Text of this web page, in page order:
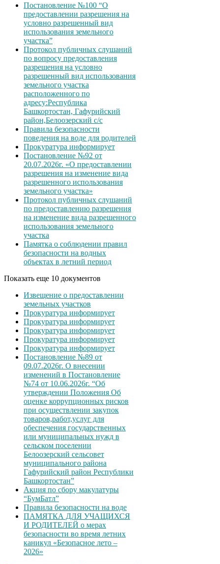
Постановление №100 “О
предоставлении разрешения на
условно разрешенный вид
использования земельного
участка”
Протокол публичных слушаний
по вопросу предоставления
разрешения на условно
разрешенный вид использования
земельного участка
расположенного по
адресу:Республика
Башкортостан, Гафурийский
район,Белоозерский с/с
Правила безопасности
поведения на воде для родителей
Прокуратура информирует
Постановление №92 от
20.07.2026г. «О предоставлении
разрешения на изменение вида
разрешенного использования
земельного участка»
Протокол публичных слушаний
по предоставлению разрешения
на изменение вида разрешенного
использования земельного
участка
Памятка о соблюдении правил
безопасности на водных
объектах в летний период
Показать еще 10 документов
Извещение о предоставлении
земельных участков
Прокуратура информирует
Прокуратура информирует
Прокуратура информирует
Прокуратура информирует
Прокуратура информирует
Постановление №89 от
09.07.2026г. О внесении
изменений в Постановление
№74 от 10.06.2026г. “Об
утверждении Положения Об
оценке коррупционных рисков
при осуществлении закупок
товаров,работ,услуг для
обеспечения государственных
или муниципальных нужд в
сельском поселении
Белоозерский сельсовет
муниципального района
Гафурийский район Республики
Башкортостан”
Акция по сбору макулатуры
“БумБатл”
Правила безопасности на воде
ПАМЯТКА ДЛЯ УЧАЩИХСЯ
И РОДИТЕЛЕЙ о мерах
безопасности во время летних
каникул «Безопасное лето –
2026»